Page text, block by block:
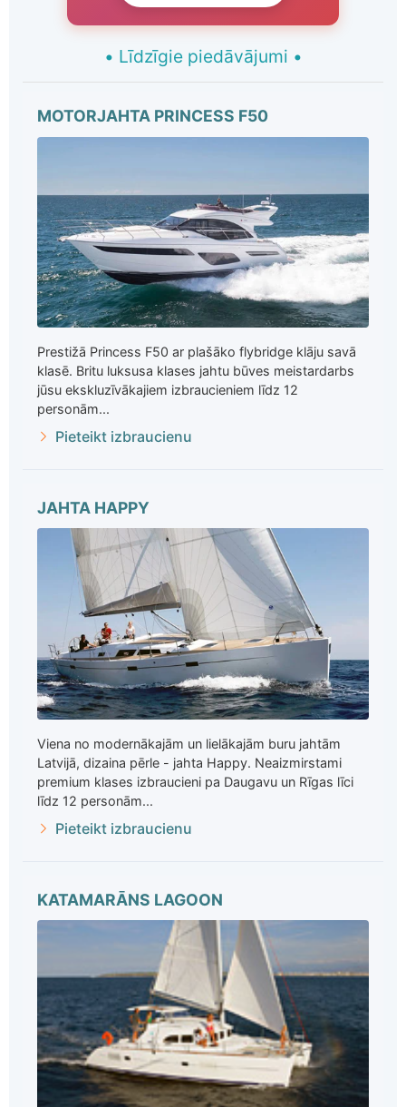
• Līdzīgie piedāvājumi •
MOTORJAHTA PRINCESS F50
Prestižā Princess F50 ar plašāko flybridge klāju savā
klasē. Britu luksusa klases jahtu būves meistardarbs
jūsu ekskluzīvākajiem izbraucieniem līdz 12
personām...
Pieteikt izbraucienu
JAHTA HAPPY
Viena no modernākajām un lielākajām buru jahtām
Latvijā, dizaina pērle - jahta Happy. Neaizmirstami
premium klases izbraucieni pa Daugavu un Rīgas līci
līdz 12 personām...
Pieteikt izbraucienu
KATAMARĀNS LAGOON